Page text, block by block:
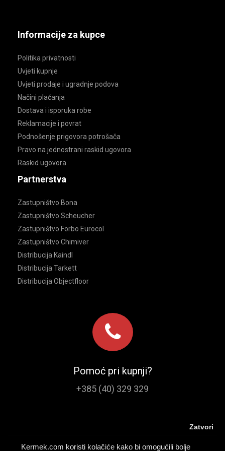
Kermek.com koristi kolačiće kako bi omogućili bolje
Zatvori
Informacije za kupce
Politika privatnosti
Uvjeti kupnje
Uvjeti prodaje i ugradnje podova
Načini plaćanja
Dostava i isporuka robe
Reklamacije i povrat
Podnošenje prigovora potrošača
Pravo na jednostrani raskid ugovora
Raskid ugovora
Partnerstva
Zastupništvo Bona
Zastupništvo Scheucher
Zastupništvo Forbo Eurocol
Zastupništvo Chimiver
Distribucija Kaindl
Distribucija Tarkett
Distribucija Objectfloor
Pomoć pri kupnji?
+385 (40) 329 329